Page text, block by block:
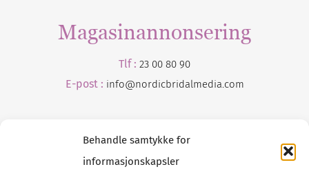
Behandle samtykke for
informasjonskapsler
Magasinannonsering
Tlf : 23 00 80 90
E-post : info@nordicbridalmedia.com